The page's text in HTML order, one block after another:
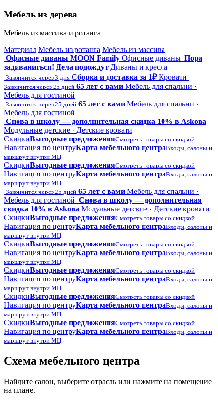
Мебель из дерева
Мебель из массива и ротанга.
Материал Мебель из ротанга Мебель из массива
Офисные диваны MOON Family Офисные диваны Пора
задиваниться! Дела подождут Диваны и кресла
Закончится через 3 дня Сборка и доставка за 1₽ Кровати
Закончится через 25 дней 65 лет с вами Мебель для спальни ·
Мебель для гостиной
Закончится через 25 дней 65 лет с вами Мебель для спальни ·
Мебель для гостиной
Снова в школу — дополнительная скидка 10% в Askona
Модульные детские · Детские кровати
СкидкиВыгодные предложенияСмотреть товары со скидкой
Навигация по центруКарта мебельного центраВходы, салоны и
маршрут внутри МЦ
СкидкиВыгодные предложенияСмотреть товары со скидкой
Навигация по центруКарта мебельного центраВходы, салоны и
маршрут внутри МЦ
Закончится через 25 дней 65 лет с вами Мебель для спальни ·
Мебель для гостиной Снова в школу — дополнительная
скидка 10% в Askona Модульные детские · Детские кровати
СкидкиВыгодные предложенияСмотреть товары со скидкой
Навигация по центруКарта мебельного центраВходы, салоны и
маршрут внутри МЦ
СкидкиВыгодные предложенияСмотреть товары со скидкой
Навигация по центруКарта мебельного центраВходы, салоны и
маршрут внутри МЦ
СкидкиВыгодные предложенияСмотреть товары со скидкой
Навигация по центруКарта мебельного центраВходы, салоны и
маршрут внутри МЦ
СкидкиВыгодные предложенияСмотреть товары со скидкой
Навигация по центруКарта мебельного центраВходы, салоны и
маршрут внутри МЦ
СкидкиВыгодные предложенияСмотреть товары со скидкой
Навигация по центруКарта мебельного центраВходы, салоны и
маршрут внутри МЦ
Схема мебельного центра
Найдите салон, выберите отрасль или нажмите на помещение
на плане.